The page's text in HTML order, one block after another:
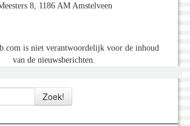
8, 1186 AM Amstelveen
is niet verantwoordelijk voor de inhoud
van de nieuwsberichten.